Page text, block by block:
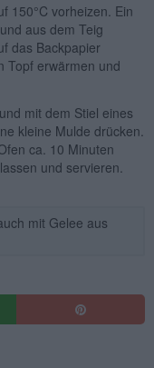
150°C vorheizen. Ein
aus dem Teig
das Backpapier
Topf erwärmen und
mit dem Stiel eines
kleine Mulde drücken.
ca. 10 Minuten
und servieren.
mit Gelee aus